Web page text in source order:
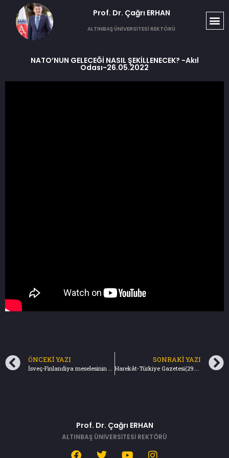
Prof. Dr. Çağrı ERHAN​
ALTINBAŞ ÜNİVERSİTESİ REKTÖRÜ
NATO’NUN GELECEĞİ NASIL ŞEKİLLENECEK? -Akıl
Odası-26.05.2022
ÖNCEKI YAZI SONRAKI YAZI
Prof. Dr. Çağrı ERHAN
ALTINBAŞ ÜNİVERSİTESİ REKTÖRÜ